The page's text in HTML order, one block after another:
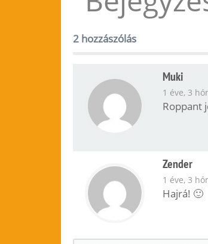
2 hozzászólás
Muki
1 éve, 3
Roppant
Zender
1 éve, 3
Hajrá! 🙂